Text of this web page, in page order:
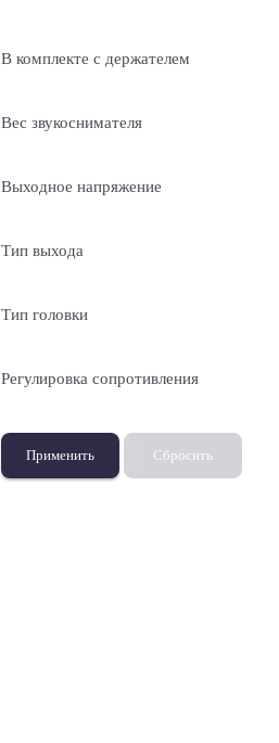
В комплекте с держателем
Вес звукоснимателя
Выходное напряжение
Тип выхода
Тип головки
Регулировка сопротивления
Применить Сбросить